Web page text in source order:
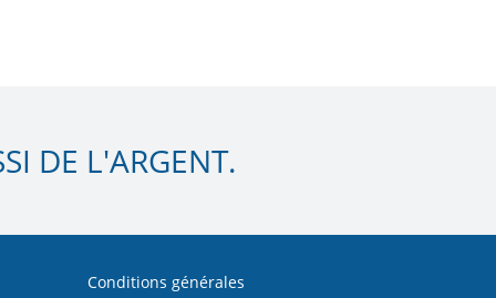
DE L'ARGENT.
Conditions générales